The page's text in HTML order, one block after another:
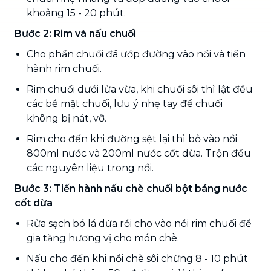
khoảng 15 - 20 phút.
Bước 2: Rim và nấu chuối
Cho phần chuối đã ướp đường vào nồi và tiến
hành rim chuối.
Rim chuối dưới lửa vừa, khi chuối sôi thì lật đều
các bề mặt chuối, lưu ý nhẹ tay để chuối
không bị nát, vỡ.
Rim cho đến khi đường sệt lại thì bỏ vào nồi
800ml nước và 200ml nước cốt dừa. Trộn đều
các nguyên liệu trong nồi.
Bước 3: Tiến hành nấu chè chuối bột báng nước
cốt dừa
Rửa sạch bó lá dứa rồi cho vào nồi rim chuối để
gia tăng hương vị cho món chè.
Nấu cho đến khi nồi chè sôi chừng 8 - 10 phút